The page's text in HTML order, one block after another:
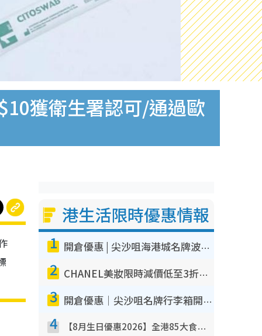
獲衛生署認可/通過歐
港生活限時優惠情報
1 開倉優惠 | 尖沙咀海港城名牌波鞋開倉低至1折！On鞋$899起／Joy&Peace鞋履$98起
2 CHANEL美妝限時減價低至3折！人氣粉底/唇膏/精華液低至$275！COCO香水都有平
3 開倉優惠｜尖沙咀名牌行李箱開倉低至4折！一連5日 American Tourister/ace./Hallmark $200起！
4 【8月生日優惠2026】全港85大食買玩著數攻略 自助餐/火鍋放題同行免費＋誠品/DONKI送現金券